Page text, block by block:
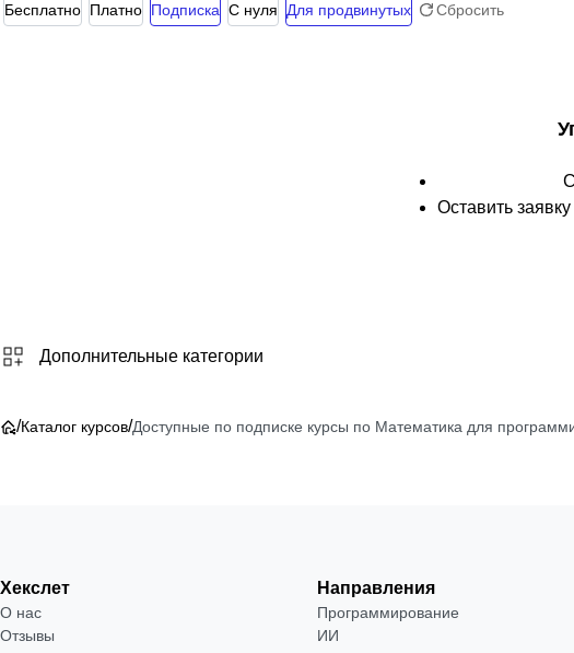
Бесплатно Платно Подписка С нуля Для продвинутых Сбросить
Оставить
Дополнительные категории
/Каталог курсов/Доступные по подписке курсы по Математика для
Хекслет
О нас
Отзывы
Направления
Программирование
ИИ